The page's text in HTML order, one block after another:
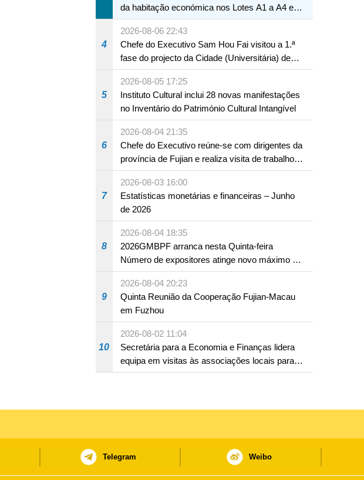
da habitação económica nos Lotes A1 a A4 e
A12 da Zona A dos Novos Aterros
4
2026-08-06 22:43
Chefe do Executivo Sam Hou Fai visitou a 1.ª
fase do projecto da Cidade (Universitária) de
Educação Internacional de Macau e Hengqin
5
2026-08-05 17:25
Instituto Cultural inclui 28 novas manifestações
no Inventário do Património Cultural Intangível
6
2026-08-04 21:35
Chefe do Executivo reúne-se com dirigentes da
província de Fujian e realiza visita de trabalho
em Fuzhou
7
2026-08-03 16:00
Estatísticas monetárias e financeiras – Junho
de 2026
8
2026-08-04 18:35
2026GMBPF arranca nesta Quinta-feira
Número de expositores atinge novo máximo em
18 anos
9
2026-08-04 20:23
Quinta Reunião da Cooperação Fujian-Macau
em Fuzhou
10
2026-08-02 11:04
Secretária para a Economia e Finanças lidera
equipa em visitas às associações locais para
consolidar consensos e promover os trabalhos
Telegram Weibo